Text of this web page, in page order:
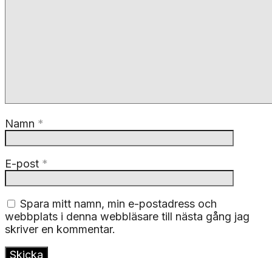
Namn *
E-post *
Spara mitt namn, min e-postadress och
webbplats i denna webbläsare till nästa gång jag
skriver en kommentar.